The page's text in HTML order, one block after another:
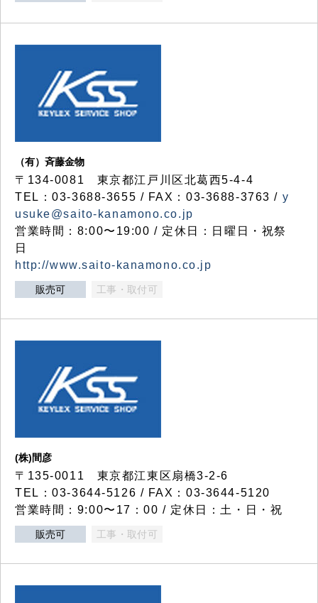
（有）斉藤金物
〒134-0081 東京都江戸川区北葛西5-4-4
TEL：03-3688-3655 / FAX：03-3688-3763 / y
usuke@saito-kanamono.co.jp
営業時間：8:00〜19:00 / 定休日：日曜日・祝祭
日
http://www.saito-kanamono.co.jp
販売可 工事・取付可
(株)間彦
〒135-0011 東京都江東区扇橋3-2-6
TEL：03-3644-5126 / FAX：03-3644-5120
営業時間：9:00〜17：00 / 定休日：土・日・祝
販売可 工事・取付可